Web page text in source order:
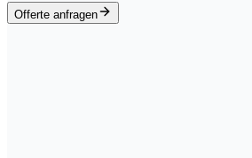
Offerte anfragen